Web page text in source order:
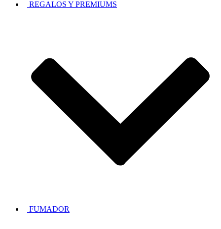
REGALOS Y PREMIUMS
FUMADOR